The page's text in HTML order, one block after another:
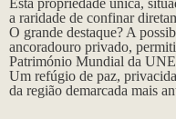
Esta propriedade única,
a raridade de confinar
O grande destaque? A
ancoradouro privado,
Património Mundial da
Um refúgio de paz,
da região demarcada mais